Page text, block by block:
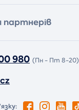
партнерів
980 (Пн - Пт 8-20)